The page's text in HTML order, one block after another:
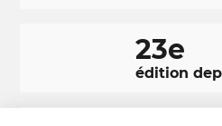
23e
édition